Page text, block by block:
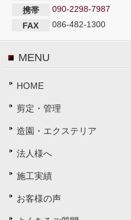
携帯
090-2298-7987
FAX
086-482-1300
MENU
HOME
剪定・管理
造園・エクステリア
法人様へ
施工実績
お客様の声